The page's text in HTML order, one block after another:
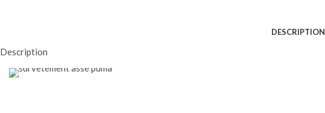
DESCRIPTION
Description